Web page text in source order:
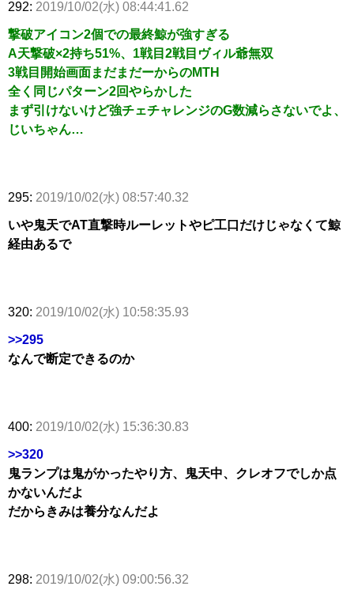
292: 2019/10/02(水) 08:44:41.62
撃破アイコン2個での最終鯨が強すぎる
A天撃破×2持ち51%、1戦目2戦目ヴィル爺無双
3戦目開始画面まだまだーからのMTH
全く同じパターン2回やらかした
まず引けないけど強チェチャレンジのG数減らさないでよ、
じいちゃん…
295: 2019/10/02(水) 08:57:40.32
いや鬼天でAT直撃時ルーレットやピ工口だけじゃなくて鯨
経由あるで
320: 2019/10/02(水) 10:58:35.93
>>295
なんで断定できるのか
400: 2019/10/02(水) 15:36:30.83
>>320
鬼ランプは鬼がかったやり方、鬼天中、クレオフでしか点
かないんだよ
だからきみは養分なんだよ
298: 2019/10/02(水) 09:00:56.32